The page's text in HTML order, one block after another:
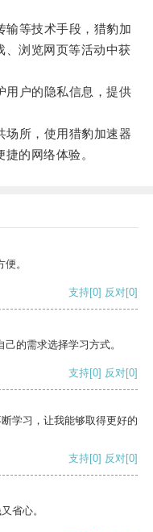
等技术手段，猎豹加
、浏览网页等活动中获
户的隐私信息，提供
所，使用猎豹加速器
的网络体验。
。
支持[0] 反对[0]
的需求选择学习方式。
支持[0] 反对[0]
学习，让我能够取得更好的
支持[0] 反对[0]
省心。